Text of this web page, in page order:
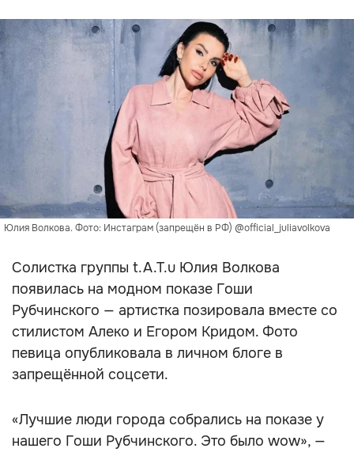
Юлия Волкова. Фото: Инстаграм (запрещён в РФ) @official_juliavolkova
Солистка группы t.A.T.u Юлия Волкова
появилась на модном показе Гоши
Рубчинского — артистка позировала вместе со
стилистом Алеко и Егором Кридом. Фото
певица опубликовала в личном блоге в
запрещённой соцсети.
«Лучшие люди города собрались на показе у
нашего Гоши Рубчинского. Это было wow», —